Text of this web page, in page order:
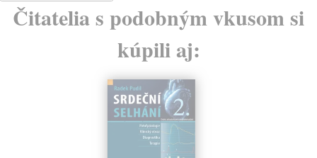
Čitatelia s podobným vkusom si
kúpili aj: